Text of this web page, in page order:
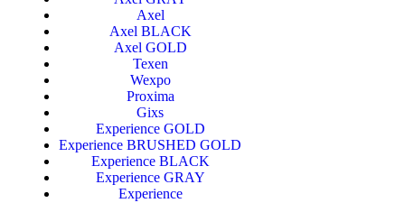
Axel
Axel BLACK
Axel GOLD
Texen
Wexpo
Proxima
Gixs
Experience GOLD
Experience BRUSHED GOLD
Experience BLACK
Experience GRAY
Experience